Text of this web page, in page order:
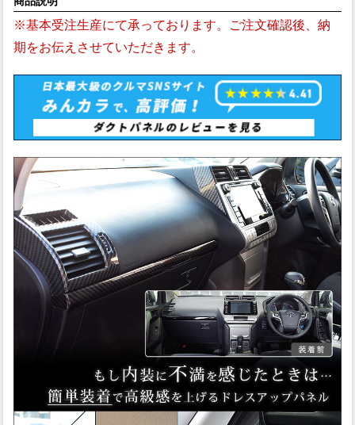
※基本受注生産にて承っております。ご注文確認後、納
期をお伝えさせていただきます。